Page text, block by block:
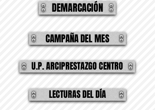
DEMARCACIÓN
CAMPAÑA DEL MES
U.P. ARCIPRESTAZGO CENTRO
LECTURAS DEL DÍA